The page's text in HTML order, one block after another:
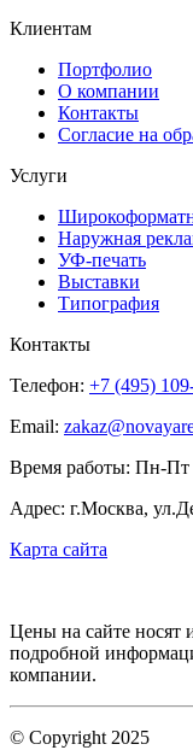
Клиентам
Портфолио
О компании
Контакты
Согласие на
Услуги
Наружная
УФ-печать
Выставки
Типография
Контакты
Телефон: +7 (495)
Email:
Время работы: Пн-Пт
Адрес: г.Москва,
Карта сайта
Цены на сайте носят
подробной
компании.
© Copyright 2025